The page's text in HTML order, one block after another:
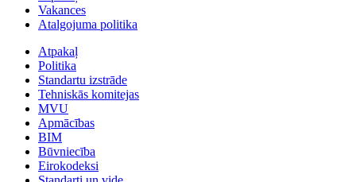
Vakances
Atalgojuma politika
Atpakaļ
Politika
Standartu izstrāde
Tehniskās komitejas
MVU
Apmācības
BIM
Būvniecība
Eirokodeksi